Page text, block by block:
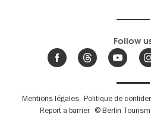
meilleures
offres de
Nous avons le
Actualités,
événements
de
Follow
Fußbereichsmenü
Mentions légales Politique de
Report a barrier © Berlin